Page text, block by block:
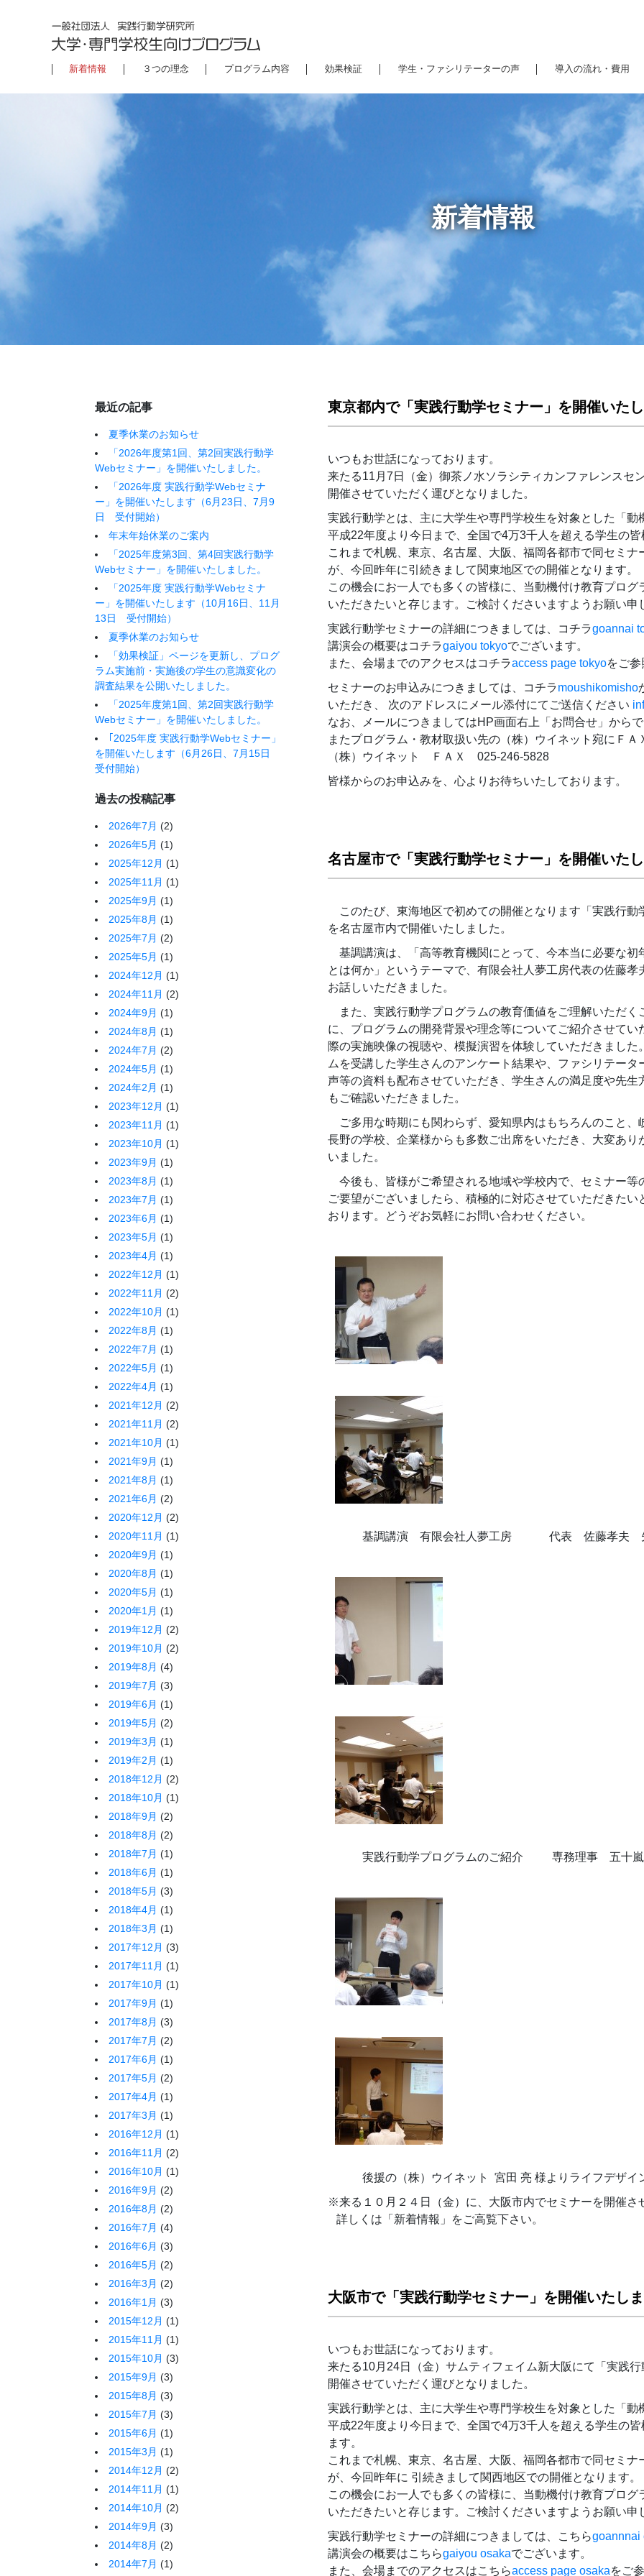
新着情報 ３つの理念 プログラム内容 効果検証 学生・ファシリテーターの声 導入の流れ・費用
新着情報
最近の記事
夏季休業のお知らせ
「2026年度第1回、第2回実践行動学
Webセミナー」を開催いたしました。
「2026年度 実践行動学Webセミナ
ー」を開催いたします（6月23日、7月9
日 受付開始）
年末年始休業のご案内
「2025年度第3回、第4回実践行動学
Webセミナー」を開催いたしました。
「2025年度 実践行動学Webセミナ
ー」を開催いたします（10月16日、11月
13日 受付開始）
夏季休業のお知らせ
「効果検証」ページを更新し、プログ
ラム実施前・実施後の学生の意識変化の
調査結果を公開いたしました。
「2025年度第1回、第2回実践行動学
Webセミナー」を開催いたしました。
｢2025年度 実践行動学Webセミナー」
を開催いたします（6月26日、7月15日
受付開始）
過去の投稿記事
2026年7月 (2)
2026年5月 (1)
2025年12月 (1)
2025年11月 (1)
2025年9月 (1)
2025年8月 (1)
2025年7月 (2)
2025年5月 (1)
2024年12月 (1)
2024年11月 (2)
2024年9月 (1)
2024年8月 (1)
2024年7月 (2)
2024年5月 (1)
2024年2月 (1)
2023年12月 (1)
2023年11月 (1)
2023年10月 (1)
2023年9月 (1)
2023年8月 (1)
2023年7月 (1)
2023年6月 (1)
2023年5月 (1)
2023年4月 (1)
2022年12月 (1)
2022年11月 (2)
2022年10月 (1)
2022年8月 (1)
2022年7月 (1)
2022年5月 (1)
2022年4月 (1)
2021年12月 (2)
2021年11月 (2)
2021年10月 (1)
2021年9月 (1)
2021年8月 (1)
2021年6月 (2)
2020年12月 (2)
2020年11月 (1)
2020年9月 (1)
2020年8月 (1)
2020年5月 (1)
2020年1月 (1)
2019年12月 (2)
2019年10月 (2)
2019年8月 (4)
2019年7月 (3)
2019年6月 (1)
2019年5月 (2)
2019年3月 (1)
2019年2月 (1)
2018年12月 (2)
2018年10月 (1)
2018年9月 (2)
2018年8月 (2)
2018年7月 (1)
2018年6月 (1)
2018年5月 (3)
2018年4月 (1)
2018年3月 (1)
2017年12月 (3)
2017年11月 (1)
2017年10月 (1)
2017年9月 (1)
2017年8月 (3)
2017年7月 (2)
2017年6月 (1)
2017年5月 (2)
2017年4月 (1)
2017年3月 (1)
2016年12月 (1)
2016年11月 (2)
2016年10月 (1)
2016年9月 (2)
2016年8月 (2)
2016年7月 (4)
2016年6月 (3)
2016年5月 (2)
2016年3月 (2)
2016年1月 (3)
2015年12月 (1)
2015年11月 (1)
2015年10月 (3)
2015年9月 (3)
2015年8月 (3)
2015年7月 (3)
2015年6月 (1)
2015年3月 (1)
2014年12月 (2)
2014年11月 (1)
2014年10月 (2)
2014年9月 (3)
2014年8月 (2)
2014年7月 (1)
東京都内で「実践行動学セミナー」を開催いた
いつもお世話になっております。
来たる11月7日（金）御茶ノ水ソラシティカンファレンスセ
開催させていただく運びとなりました。
実践行動学とは、主に大学生や専門学校生を対象とした「動
平成22年度より今日まで、全国で4万3千人を超える学生の
これまで札幌、東京、名古屋、大阪、福岡各都市で同セミナ
が、今回昨年に引続きまして関東地区での開催となります。
この機会にお一人でも多くの皆様に、当動機付け教育プログ
いただきたいと存じます。ご検討くださいますようお願い申
実践行動学セミナーの詳細につきましては、コチラgoannai
講演会の概要はコチラgaiyou tokyoでございます。
また、会場までのアクセスはコチラaccess page tokyoをご
セミナーのお申込みにつきましては、コチラmoushikomisho
いただき、 次のアドレスにメール添付にてご送信ください
なお、メールにつきましてはHP画面右上「お問合せ」から
またプログラム・教材取扱い先の（株）ウイネット宛にＦ
（株）ウイネット ＦＡＸ 025-246-5828
皆様からのお申込みを、心よりお待ちいたしております。
名古屋市で「実践行動学セミナー」を開催いた
このたび、東海地区で初めての開催となります「実践行動
を名古屋市内で開催いたしました。
基調講演は、「高等教育機関にとって、今本当に必要な初
とは何か」というテーマで、有限会社人夢工房代表の佐藤孝
お話しいただきました。
また、実践行動学プログラムの教育価値をご理解いただく
に、プログラムの開発背景や理念等についてご紹介させてい
際の実施映像の視聴や、模擬演習を体験していただきました
ムを受講した学生さんのアンケート結果や、ファシリテータ
声等の資料も配布させていただき、学生さんの満足度や先生
もご確認いただきました。
ご多用な時期にも関わらず、愛知県内はもちろんのこと、
長野の学校、企業様からも多数ご出席をいただき、大変あり
いました。
今後も、皆様がご希望される地域や学校内で、セミナー等
ご要望がございましたら、積極的に対応させていただきたい
おります。どうぞお気軽にお問い合わせください。
基調講演 有限会社人夢工房 代表 佐藤孝夫
実践行動学プログラムのご紹介 専務理事 五十嵐
後援の（株）ウイネット 宮田 亮 様よりライフデザイ
※来る１０月２４日（金）に、大阪市内でセミナーを開催さ
詳しくは「新着情報」をご高覧下さい。
大阪市で「実践行動学セミナー」を開催いたし
いつもお世話になっております。
来たる10月24日（金）サムティフェイム新大阪にて「実践
開催させていただく運びとなりました。
実践行動学とは、主に大学生や専門学校生を対象とした「動
平成22年度より今日まで、全国で4万3千人を超える学生の
ます。
これまで札幌、東京、名古屋、大阪、福岡各都市で同セミナ
が、今回昨年に 引続きまして関西地区での開催となります。
この機会にお一人でも多くの皆様に、当動機付け教育プログ
いただきたいと存じます。ご検討くださいますようお願い申
実践行動学セミナーの詳細につきましては、こちらgoannnai
講演会の概要はこちらgaiyou osakaでございます。
また、会場までのアクセスはこちらaccess page osakaをご